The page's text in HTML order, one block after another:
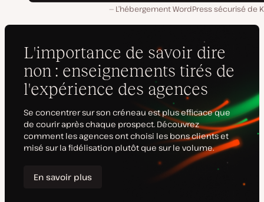
L’hébergement WordPress sécurisé de